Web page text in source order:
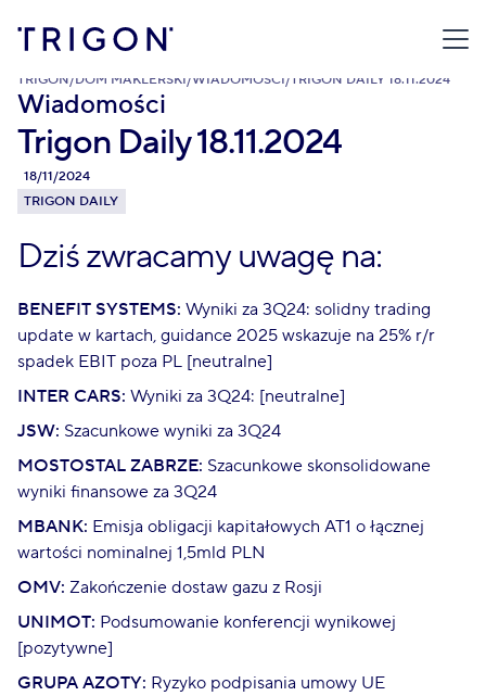
TRIGON/DOM MAKLERSKI/WIADOMOŚCI/ TRIGON DAILY 18.11.2024
Wiadomości
Trigon Daily 18.11.2024
18/11/2024
TRIGON DAILY
Dziś zwracamy uwagę na:
BENEFIT SYSTEMS: Wyniki za 3Q24: solidny trading
update w kartach, guidance 2025 wskazuje na 25% r/r
spadek EBIT poza PL [neutralne]
INTER CARS: Wyniki za 3Q24: [neutralne]
JSW: Szacunkowe wyniki za 3Q24
MOSTOSTAL ZABRZE: Szacunkowe skonsolidowane
wyniki finansowe za 3Q24
MBANK: Emisja obligacji kapitałowych AT1 o łącznej
wartości nominalnej 1,5mld PLN
OMV: Zakończenie dostaw gazu z Rosji
UNIMOT: Podsumowanie konferencji wynikowej
[pozytywne]
GRUPA AZOTY: Ryzyko podpisania umowy UE